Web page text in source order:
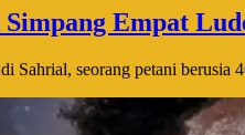
Empat
Sahrial, seorang petani berusia